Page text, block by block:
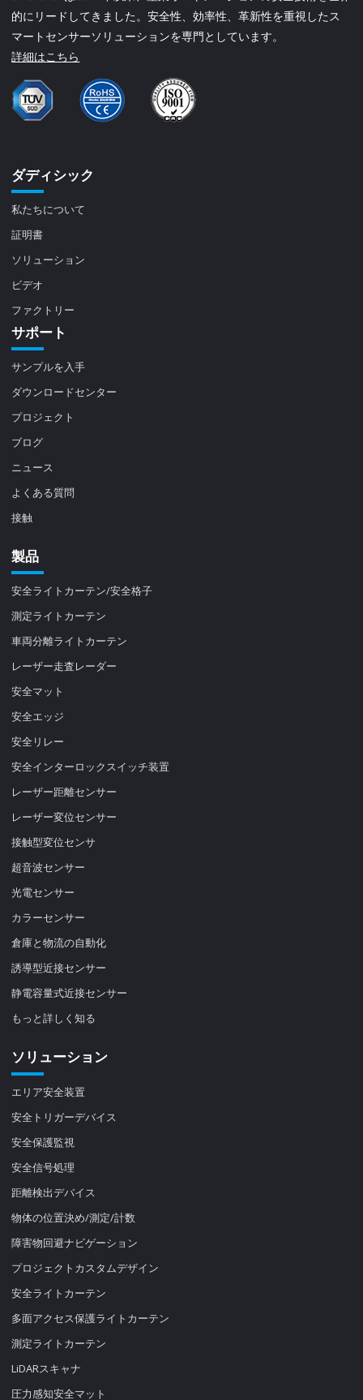
的にリードしてきました。安全性、効率性、革新性を重視したス
マートセンサーソリューションを専門としています。
詳細はこちら
ダディシック
私たちについて
証明書
ソリューション
ビデオ
ファクトリー
サポート
サンプルを入手
ダウンロードセンター
プロジェクト
ブログ
ニュース
よくある質問
接触
製品
安全ライトカーテン/安全格子
測定ライトカーテン
車両分離ライトカーテン
レーザー走査レーダー
安全マット
安全エッジ
安全リレー
安全インターロックスイッチ装置
レーザー距離センサー
レーザー変位センサー
接触型変位センサ
超音波センサー
光電センサー
カラーセンサー
倉庫と物流の自動化
誘導型近接センサー
静電容量式近接センサー
もっと詳しく知る
ソリューション
エリア安全装置
安全トリガーデバイス
安全保護監視
安全信号処理
距離検出デバイス
物体の位置決め/測定/計数
障害物回避ナビゲーション
プロジェクトカスタムデザイン
安全ライトカーテン
多面アクセス保護ライトカーテン
測定ライトカーテン
LiDARスキャナ
圧力感知安全マット